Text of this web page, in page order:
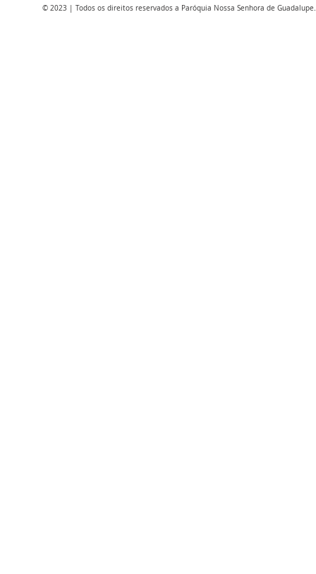
© 2023 | Todos os direitos reservados a Paróquia Nossa Senhora de Guadalupe.